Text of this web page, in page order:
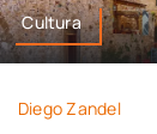
Cultura
Diego Zandel